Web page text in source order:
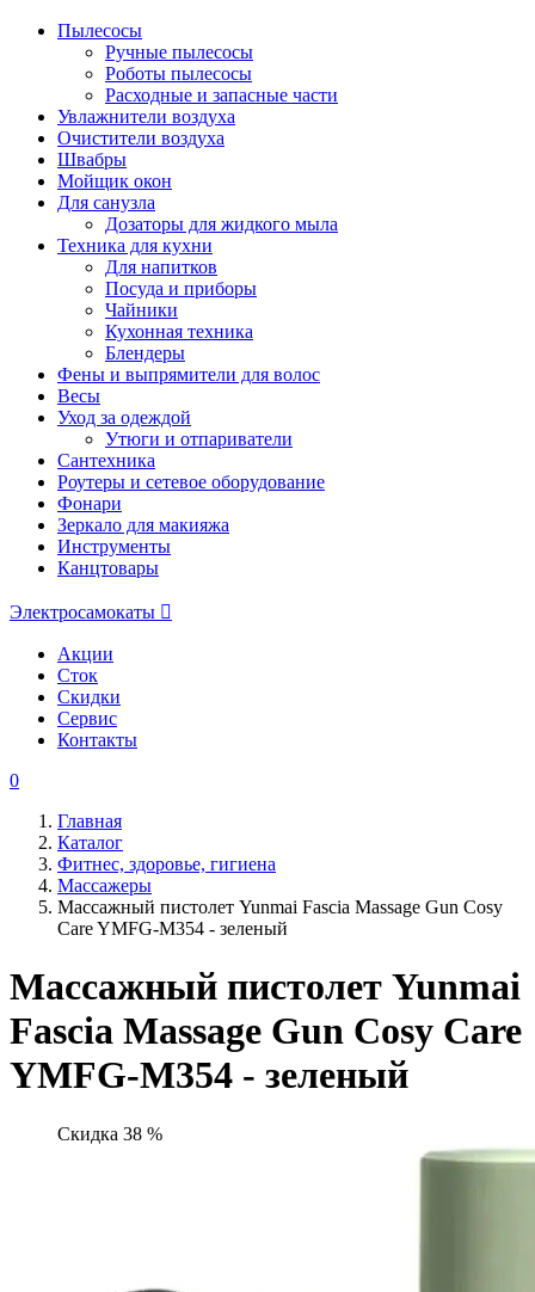
Пылесосы
Ручные пылесосы
Роботы пылесосы
Расходные и запасные части
Увлажнители воздуха
Очистители воздуха
Швабры
Мойщик окон
Для санузла
Дозаторы для жидкого мыла
Техника для кухни
Для напитков
Посуда и приборы
Чайники
Кухонная техника
Блендеры
Фены и выпрямители для волос
Весы
Уход за одеждой
Утюги и отпариватели
Сантехника
Роутеры и сетевое оборудование
Фонари
Зеркало для макияжа
Инструменты
Канцтовары
Электросамокаты
Акции
Сток
Скидки
Сервис
Контакты
0
Главная
Каталог
Фитнес, здоровье, гигиена
Массажеры
Массажный пистолет Yunmai Fascia Massage Gun Cosy
Care YMFG-M354 - зеленый
Массажный пистолет Yunmai
Fascia Massage Gun Cosy Care
YMFG-M354 - зеленый
Скидка 38 %